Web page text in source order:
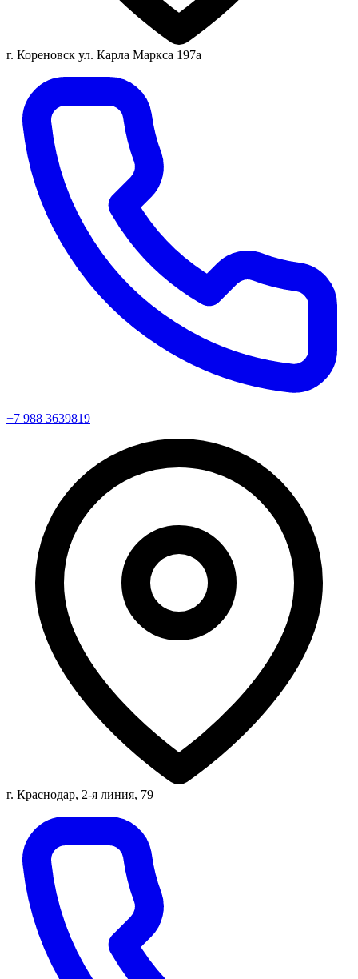
г. Кореновск ул. Карла Маркса 197а
+7 988 3639819
г. Краснодар, 2-я линия, 79